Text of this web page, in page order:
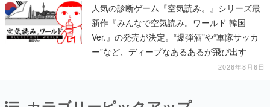
人気の診断ゲーム『空気読み。』シリーズ最
新作『みんなで空気読み。ワールド 韓国
Ver.』の発売が決定。“爆弾酒”や“軍隊サッカ
ー”など、ディープなあるあるが飛び出す
2026年8月6日